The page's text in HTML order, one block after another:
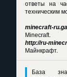
ответы на
техническим
minecraft-
Minecraft.
http://ru-
Майнкрафт.
База